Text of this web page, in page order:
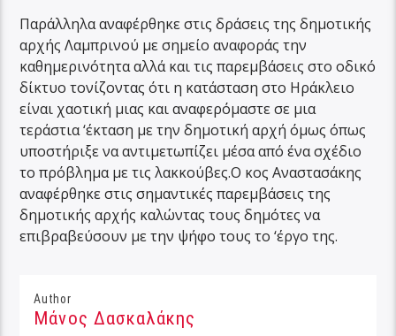
Παράλληλα αναφέρθηκε στις δράσεις της δημοτικής
αρχής Λαμπρινού με σημείο αναφοράς την
καθημερινότητα αλλά και τις παρεμβάσεις στο οδικό
δίκτυο τονίζοντας ότι η κατάσταση στο Ηράκλειο
είναι χαοτική μιας και αναφερόμαστε σε μια
τεράστια ‘έκταση με την δημοτική αρχή όμως όπως
υποστήριξε να αντιμετωπίζει μέσα από ένα σχέδιο
το πρόβλημα με τις λακκούβες.Ο κος Αναστασάκης
αναφέρθηκε στις σημαντικές παρεμβάσεις της
δημοτικής αρχής καλώντας τους δημότες να
επιβραβεύσουν με την ψήφο τους το ‘έργο της.
Author
Μάνος Δασκαλάκης